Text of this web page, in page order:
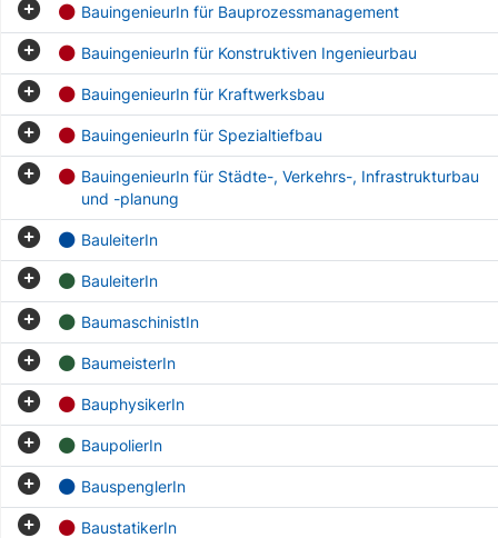
BauingenieurIn für Bauprozessmanagement
BauingenieurIn für Konstruktiven Ingenieurbau
BauingenieurIn für Kraftwerksbau
BauingenieurIn für Spezialtiefbau
BauingenieurIn für Städte-, Verkehrs-, Infrastrukturbau
und -planung
BauleiterIn
BauleiterIn
BaumaschinistIn
BaumeisterIn
BauphysikerIn
BaupolierIn
BauspenglerIn
BaustatikerIn